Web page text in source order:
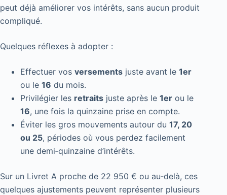
peut déjà améliorer vos intérêts, sans aucun produit
compliqué.
Quelques réflexes à adopter :
Effectuer vos versements juste avant le 1er
ou le 16 du mois.
Privilégier les retraits juste après le 1er ou le
16, une fois la quinzaine prise en compte.
Éviter les gros mouvements autour du 17, 20
ou 25, périodes où vous perdez facilement
une demi‑quinzaine d’intérêts.
Sur un Livret A proche de 22 950 € ou au‑delà, ces
quelques ajustements peuvent représenter plusieurs